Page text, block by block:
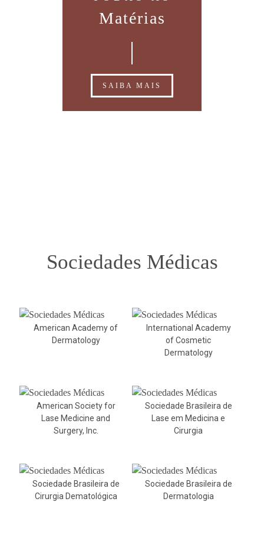
Matérias
SAIBA MAIS
Sociedades Médicas
American Academy of
Dermatology
International Academy
of Cosmetic
Dermatology
American Society for
Lase Medicine and
Surgery, Inc.
Sociedade Brasileira de
Lase em Medicina e
Cirurgia
Sociedade Brasileira de
Cirurgia Dematológica
Sociedade Brasileira de
Dermatologia